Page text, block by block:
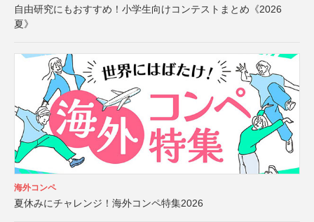
自由研究にもおすすめ！小学生向けコンテストまとめ《2026
夏》
海外コンペ
夏休みにチャレンジ！海外コンペ特集2026